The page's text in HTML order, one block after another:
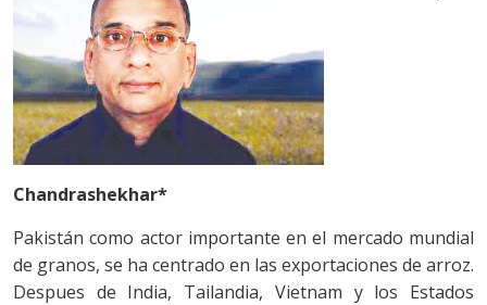
Chandrashekhar*
Pakistán como actor importante en el mercado mundial
de granos, se ha centrado en las exportaciones de arroz.
Despues de India, Tailandia, Vietnam y los Estados